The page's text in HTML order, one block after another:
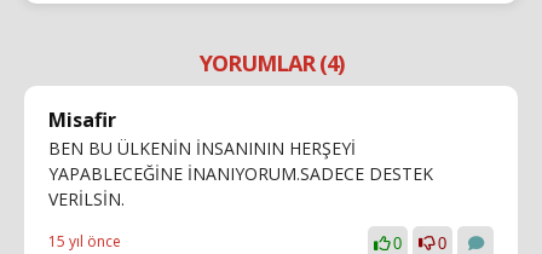
YORUMLAR (4)
Misafir
BEN BU ÜLKENİN İNSANININ HERŞEYİ
YAPABLECEĞİNE İNANIYORUM.SADECE DESTEK
VERİLSİN.
15 yıl önce 0 0